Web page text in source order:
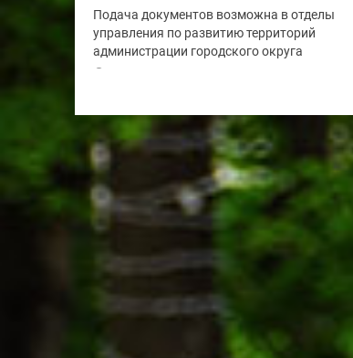
Подача документов возможна в отделы
управления по развитию территорий
администрации городского округа
Красногорск: